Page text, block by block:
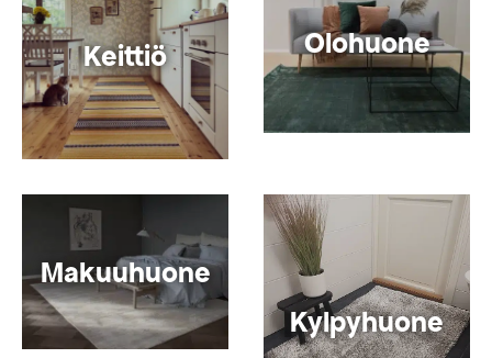
Keittiö Olohuone
Makuuhuone
Kylpyhuone